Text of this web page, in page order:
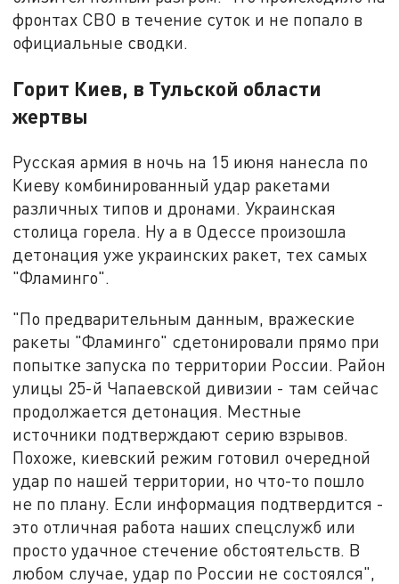
фронтах СВО в течение суток и не попало в
официальные сводки.
Горит Киев, в Тульской области
жертвы
Русская армия в ночь на 15 июня нанесла по
Киеву комбинированный удар ракетами
различных типов и дронами. Украинская
столица горела. Ну а в Одессе произошла
детонация уже украинских ракет, тех самых
"Фламинго".
"По предварительным данным, вражеские
ракеты "Фламинго" сдетонировали прямо при
попытке запуска по территории России. Район
улицы 25-й Чапаевской дивизии - там сейчас
продолжается детонация. Местные
источники подтверждают серию взрывов.
Похоже, киевский режим готовил очередной
удар по нашей территории, но что-то пошло
не по плану. Если информация подтвердится -
это отличная работа наших спецслужб или
просто удачное стечение обстоятельств. В
любом случае, удар по России не состоялся",